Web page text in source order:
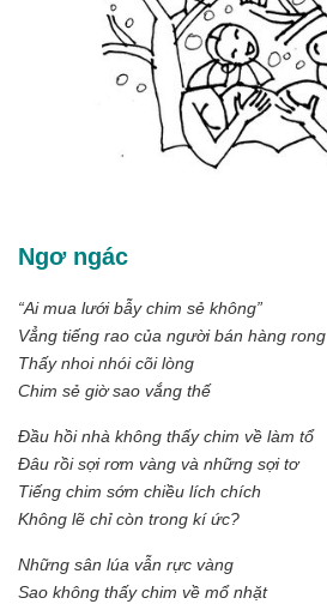
Ngơ ngác
“Ai mua lưới bẫy chim sẻ không”
Vẳng tiếng rao của người bán hàng rong
Thấy nhoi nhói cõi lòng
Chim sẻ giờ sao vắng thế
Đầu hồi nhà không thấy chim về làm tổ
Đâu rồi sợi rơm vàng và những sợi tơ
Tiếng chim sớm chiều lích chích
Không lẽ chỉ còn trong kí ức?
Những sân lúa vẫn rực vàng
Sao không thấy chim về mổ nhặt